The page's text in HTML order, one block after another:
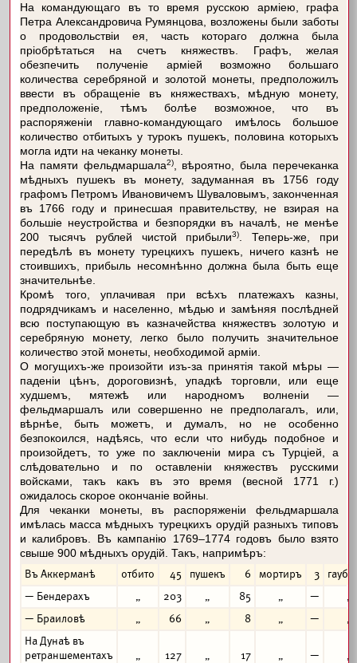
На командующаго въ то время русскою арміею, графа
Петра Александровича Румянцова, возложены были заботы
о продовольствіи ея, часть котораго должна была
пріобрѣтаться на счетъ княжествъ. Графъ, желая
обезпечить полученіе арміей возможно большаго
количества серебряной и золотой монеты, предположилъ
ввести въ обращеніе въ княжествахъ, мѣдную монету,
предположеніе, тѣмъ болѣе возможное, что въ
распоряженіи главно-командующаго имѣлось большое
количество отбитыхъ у турокъ пушекъ, половина которыхъ
могла идти на чеканку монеты.
На памяти фельдмаршала2), вѣроятно, была перечеканка
мѣдныхъ пушекъ въ монету, задуманная въ 1756 году
графомъ Петромъ Ивановичемъ Шуваловымъ, законченная
въ 1766 году и принесшая правительству, не взирая на
большіе неустройства и безпорядки въ началѣ, не менѣе
200 тысячъ рублей чистой прибыли3)
. Теперь-же, при
передѣлѣ въ монету турецкихъ пушекъ, ничего казнѣ не
стоившихъ, прибыль несомнѣнно должна была быть еще
значительнѣе.
Кромѣ того, уплачивая при всѣхъ платежахъ казны,
подрядчикамъ и населенно, мѣдью и замѣняя послѣдней
всю поступающую въ казначейства княжествъ золотую и
серебряную монету, легко было получить значительное
количество этой монеты, необходимой арміи.
О могущихъ-же произойти изъ-за принятія такой мѣры —
паденіи цѣнъ, дороговизнѣ, упадкѣ торговли, или еще
худшемъ, мятежѣ или народномъ волненіи —
фельдмаршалъ или совершенно не предполагалъ, или,
вѣрнѣе, быть можетъ, и думалъ, но не особенно
безпокоился, надѣясь, что если что нибудь подобное и
произойдетъ, то уже по заключеніи мира съ Турціей, а
слѣдовательно и по оставленіи княжествъ русскими
войсками, такъ какъ въ это время (весной 1771 г.)
ожидалось скорое окончаніе войны.
Для чеканки монеты, въ распоряженіи фельдмаршала
имѣлась масса мѣдныхъ турецкихъ орудій разныхъ типовъ
и калибровъ. Въ кампанію 1769–1774 годовъ было взято
свыше 900 мѣдныхъ орудій. Такъ, напримѣръ:
Въ Аккерманѣ отбито 45 пушекъ 6 мортиръ 3
— Бендерахъ
„ 203 „ 85 „ —
„
— Браиловѣ
„ 66 „ 8 „ —
„
На Дунаѣ въ
ретраншементахъ
„ 127 „ 17 „ —
„